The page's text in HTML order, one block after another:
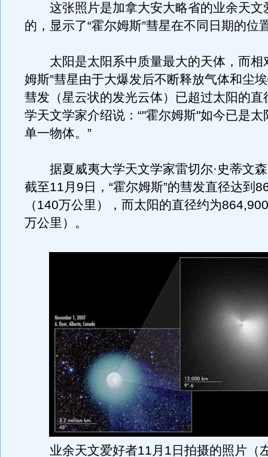
这张照片是加拿大安大略省的业余天文
的，显示了“霍尔姆斯”彗星在不同日期的位
太阳是太阳系中质量最大的天体，而相
姆斯”彗星由于大爆发后不断释放气体和尘
彗发（星云状的发光云体）已超过太阳的直
学天文学家介绍说：“"霍尔姆斯"如今已是
单一物体。”
据夏威夷大学天文学家雷切尔·史蒂文森
截至11月9日，“霍尔姆斯”的彗发直径达到
（140万公里），而太阳的直径约为
万公里）。
业余天文爱好者11月1日拍摄的照片（